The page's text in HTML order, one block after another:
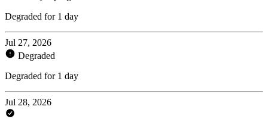
Degraded for 1 day
Jul 27, 2026
Degraded
Degraded for 1 day
Jul 28, 2026